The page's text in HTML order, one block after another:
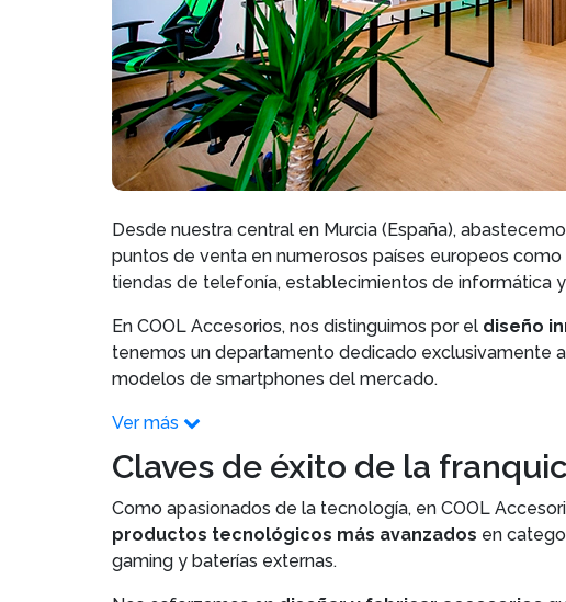
Desde nuestra central en Murcia (España),
puntos de venta en numerosos países europeos como
tiendas de telefonía, establecimientos de informática
En COOL Accesorios, nos distinguimos por el diseño
tenemos un departamento dedicado exclusivamente
modelos de smartphones del mercado.
Ver más
Claves de éxito de la
Como apasionados de la tecnología, en COOL
productos tecnológicos más avanzados en
gaming y baterías externas.